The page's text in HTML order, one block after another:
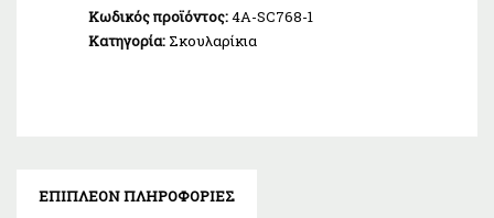
Κωδικός προϊόντος:4A-SC768-1
Κατηγορία: Σκουλαρίκια
ΕΠΙΠΛΈΟΝ ΠΛΗΡΟΦΟΡΊΕΣ